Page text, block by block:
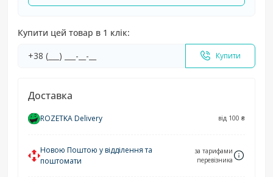
Купити цей товар в 1 клік:
Купити
Доставка
ROZETKA Delivery від 100 ₴
Новою Поштою у відділення та
поштомати
за тарифами
перевізника